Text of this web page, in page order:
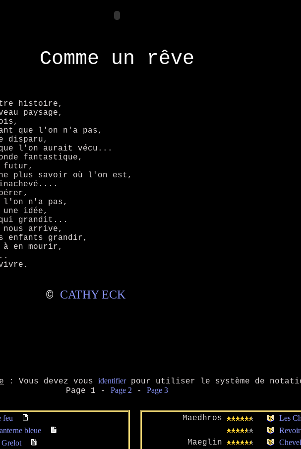
Comme un rêve
histoire,
paysage,
que l'on n'a pas,
disparu,
que l'on aurait vécu...
fantastique,
futur,
plus savoir où l'on est,
inachevé....
l'on n'a pas,
idée,
qui grandit...
nous arrive,
enfants grandir,
en mourir,
© CATHY ECK
: Vous devez vous identifierpour utiliser le système de
Page 1 - Page 2 - Page 3
feu
bleue
Maedhros
Les
Revoir
Maeglin